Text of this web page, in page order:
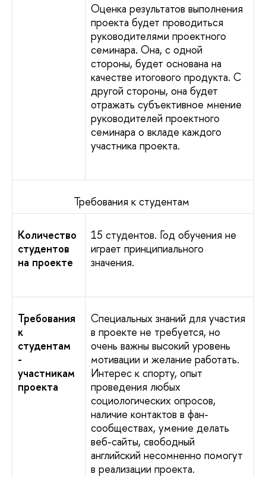
Оценка результатов выполнения
проекта будет проводиться
руководителями проектного
семинара. Она, с одной
стороны, будет основана на
качестве итогового продукта. С
другой стороны, она будет
отражать субъективное мнение
руководителей проектного
семинара о вкладе каждого
участника проекта.
Требования к студентам
Количество
студентов
на проекте
15 студентов. Год обучения не
играет принципиального
значения.
Требования
к
студентам
-
участникам
проекта
Специальных знаний для участия
в проекте не требуется, но
очень важны высокий уровень
мотивации и желание работать.
Интерес к спорту, опыт
проведения любых
социологических опросов,
наличие контактов в фан-
сообществах, умение делать
веб-сайты, свободный
английский несомненно помогут
в реализации проекта.